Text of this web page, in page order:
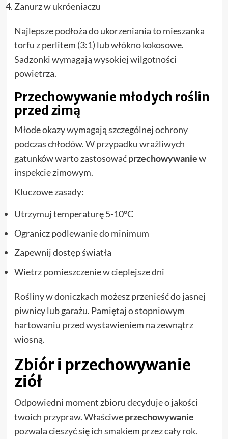
Zanurz w ukróeniaczu
Najlepsze podłoża do ukorzeniania to mieszanka
torfu z perlitem (3:1) lub włókno kokosowe.
Sadzonki wymagają wysokiej wilgotności
powietrza.
Przechowywanie młodych roślin
przed zimą
Młode okazy wymagają szczególnej ochrony
podczas chłodów. W przypadku wrażliwych
gatunków warto zastosowaćprzechowywaniew
inspekcie zimowym.
Kluczowe zasady:
Utrzymuj temperaturę 5-10°C
Ogranicz podlewanie do minimum
Zapewnij dostęp światła
Wietrz pomieszczenie w cieplejsze dni
Rośliny w doniczkach możesz przenieść do jasnej
piwnicy lub garażu. Pamiętaj o stopniowym
hartowaniu przed wystawieniem na zewnątrz
wiosną.
Zbiór i przechowywanie
ziół
Odpowiedni moment zbioru decyduje o jakości
twoich przypraw. Właściweprzechowywanie
pozwala cieszyć się ich smakiem przez cały rok.